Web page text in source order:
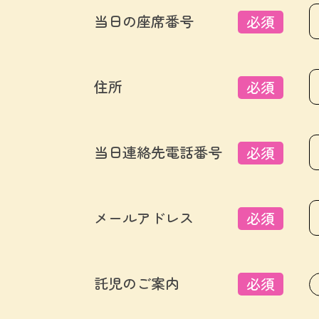
当日の座席番号 必須
住所 必須
当日連絡先電話番号 必須
メールアドレス 必須
託児のご案内 必須